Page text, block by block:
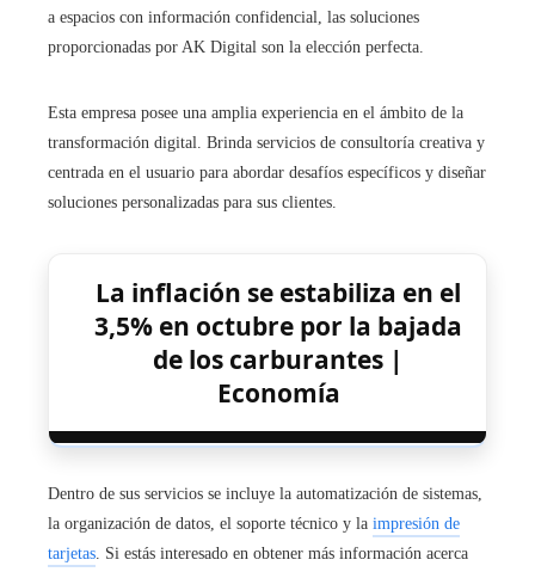
a espacios con información confidencial, las soluciones
proporcionadas por AK Digital son la elección perfecta.
Esta empresa posee una amplia experiencia en el ámbito de la
transformación digital. Brinda servicios de consultoría creativa y
centrada en el usuario para abordar desafíos específicos y diseñar
soluciones personalizadas para sus clientes.
La inflación se estabiliza en el
3,5% en octubre por la bajada
de los carburantes |
Economía
Dentro de sus servicios se incluye la automatización de sistemas,
la organización de datos, el soporte técnico y la impresión de
tarjetas . Si estás interesado en obtener más información acerca